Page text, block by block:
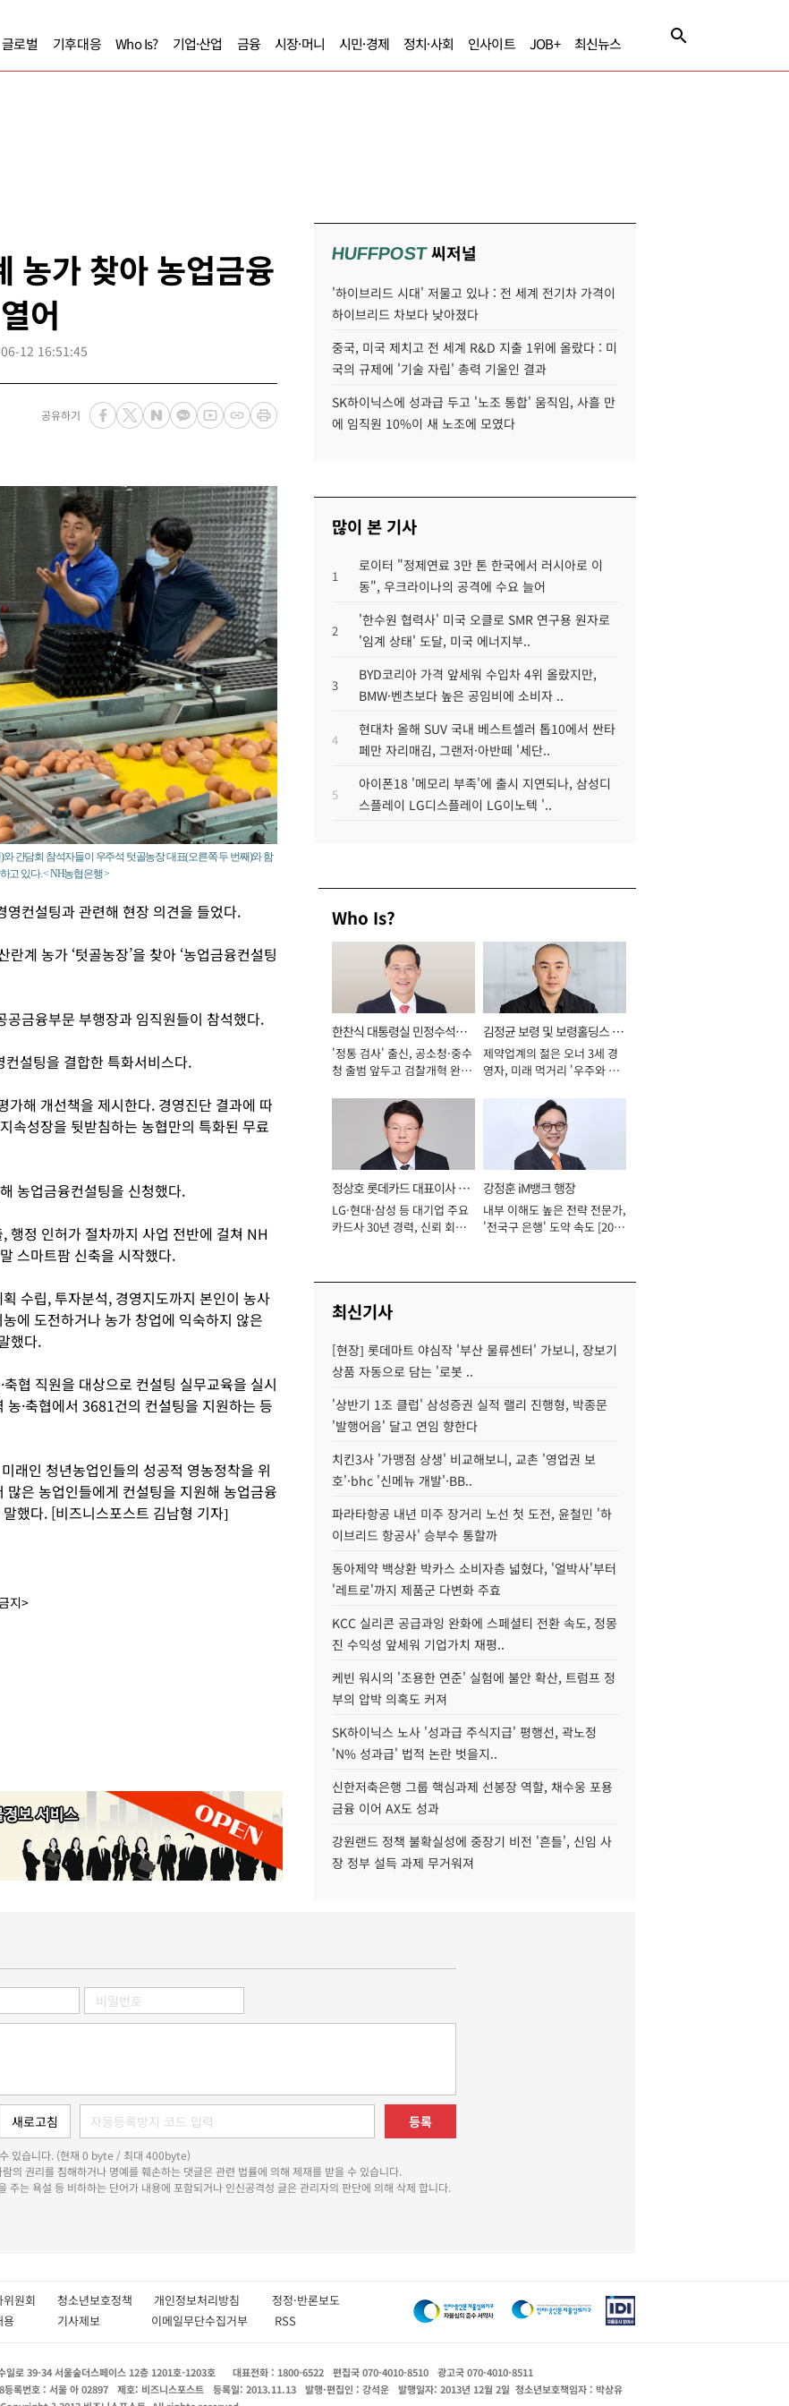
글로벌 기후대응 Who Is? 기업·산업 금융 시장·머니 시민·경제 정치·사회 인사이트 JOB+ 최신뉴스
농가 찾아 농업금융
어
12 16:51:45
공유하기
간담회 참석자들이 우주석 텃골농장 대표(오른쪽 두 번째)와 함
고 있다. < NH농협은행 >
컨설팅과 관련해 현장 의견을 들었다.
계 농가 ‘텃골농장’을 찾아 ‘농업금융컨설팅
금융부문 부행장과 임직원들이 참석했다.
설팅을 결합한 특화서비스다.
가해 개선책을 제시한다. 경영진단 결과에 따
속성장을 뒷받침하는 농협만의 특화된 무료
농업금융컨설팅을 신청했다.
행정 인허가 절차까지 사업 전반에 걸쳐 NH
스마트팜 신축을 시작했다.
수립, 투자분석, 경영지도까지 본인이 농사
에 도전하거나 농가 창업에 익숙하지 않은
했다.
협 직원을 대상으로 컨설팅 실무교육을 실시
·축협에서 3681건의 컨설팅을 지원하는 등
래인 청년농업인들의 성공적 영농정착을 위
은 농업인들에게 컨설팅을 지원해 농업금융
했다. [비즈니스포스트 김남형 기자]
지>
HUFFPOST씨저널
'하이브리드 시대' 저물고 있나 : 전 세계 전기차 가격이
하이브리드 차보다 낮아졌다
중국, 미국 제치고 전 세계 R&D 지출 1위에 올랐다 : 미
국의 규제에 '기술 자립' 총력 기울인 결과
SK하이닉스에 성과급 두고 '노조 통합' 움직임, 사흘 만
에 임직원 10%이 새 노조에 모였다
많이 본 기사
1
로이터 "정제연료 3만 톤 한국에서 러시아로 이
동", 우크라이나의 공격에 수요 늘어
2
'한수원 협력사' 미국 오클로 SMR 연구용 원자로
'임계 상태' 도달, 미국 에너지부..
3
BYD코리아 가격 앞세워 수입차 4위 올랐지만,
BMW·벤츠보다 높은 공임비에 소비자 ..
4
현대차 올해 SUV 국내 베스트셀러 톱10에서 싼타
페만 자리매김, 그랜저·아반떼 '세단..
5
아이폰18 '메모리 부족'에 출시 지연되나, 삼성디
스플레이 LG디스플레이 LG이노텍 '..
Who Is?
한찬식 대통령실 민정수석비
서관
'정통 검사' 출신, 공소청·중수
청 출범 앞두고 검찰개혁 완수
김정균 보령 및 보령홀딩스 대
표이사 사장
제약업계의 젊은 오너 3세 경
영자, 미래 먹거리 '우주와 헬
정상호 롯데카드 대표이사 사
장
LG·현대·삼성 등 대기업 주요
카드사 30년 경력, 신뢰 회복
강정훈 iM뱅크 행장
내부 이해도 높은 전략 전문가,
'전국구 은행' 도약 속도 [2026
최신기사
[현장] 롯데마트 야심작 '부산 물류센터' 가보니, 장보기
상품 자동으로 담는 '로봇 ..
'상반기 1조 클럽' 삼성증권 실적 랠리 진행형, 박종문
'발행어음' 달고 연임 향한다
치킨3사 '가맹점 상생' 비교해보니, 교촌 '영업권 보
호'·bhc '신메뉴 개발'·BB..
파라타항공 내년 미주 장거리 노선 첫 도전, 윤철민 '하
이브리드 항공사' 승부수 통할까
동아제약 백상환 박카스 소비자층 넓혔다, '얼박사'부터
'레트로'까지 제품군 다변화 주효
KCC 실리콘 공급과잉 완화에 스페셜티 전환 속도, 정몽
진 수익성 앞세워 기업가치 재평..
케빈 워시의 '조용한 연준' 실험에 불안 확산, 트럼프 정
부의 압박 의혹도 커져
SK하이닉스 노사 '성과급 주식지급' 평행선, 곽노정
'N% 성과급' 법적 논란 벗을지..
신한저축은행 그룹 핵심과제 선봉장 역할, 채수웅 포용
금융 이어 AX도 성과
강원랜드 정책 불확실성에 중장기 비전 '흔들', 신임 사
장 정부 설득 과제 무거워져
등록
있습니다. (현재 0 byte / 최대 400byte)
의 권리를 침해하거나 명예를 훼손하는 댓글은 관련 법률에 의해 제재를 받을 수 있습니다.
주는 욕설 등 비하하는 단어가 내용에 포함되거나 인신공격성 글은 관리자의 판단에 의해 삭제 합니다.
위원회 청소년보호정책 개인정보처리방침 정정·반론보도
용 기사제보 이메일무단수집거부 RSS
일로 39-34 서울숲더스페이스 12층 1201호-1203호 대표전화 : 1800-6522 편집국 070-4010-8510
광고국 070-4010-8511
등록번호 : 서울 아 02897 제호: 비즈니스포스트 등록일: 2013.11.13 발행·편집인 : 강석운 발행일자: 2013년 12월 2일 청소년보호책임자 : 박상유